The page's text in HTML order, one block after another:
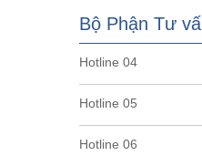
Bộ Phận Tư
Hotline 04
Hotline 05
Hotline 06